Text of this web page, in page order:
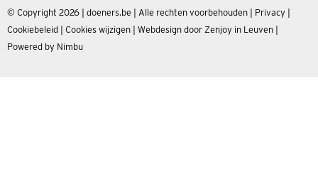
© Copyright 2026 | doeners.be | Alle rechten voorbehouden | Privacy
Cookiebeleid
Cookies wijzigen Webdesign door Zenjoy in Leuven
Powered by Nimbu